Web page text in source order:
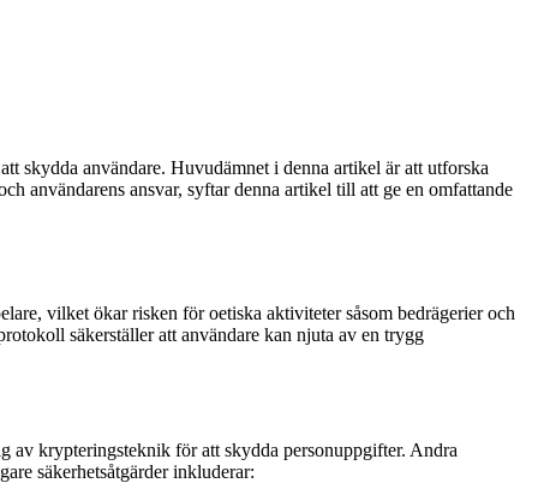
skydda användare. Huvudämnet i denna artikel är att utforska
användarens ansvar, syftar denna artikel till att ge en omfattande
vilket ökar risken för oetiska aktiviteter såsom bedrägerier och
säkerställer att användare kan njuta av en trygg
av krypteringsteknik för att skydda personuppgifter. Andra
säkerhetsåtgärder inkluderar: